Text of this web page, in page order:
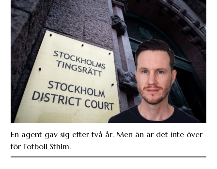
En agent gav sig efter två år. Men än är det inte över
för Fotboll Sthlm.